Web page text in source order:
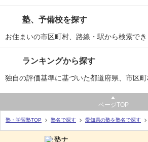
塾、予備校を探す
お住まいの市区町村、路線・駅から検索でき
ランキングから探す
独自の評価基準に基づいた都道府県、市区町
ページTOP
塾・学習塾TOP 塾名で探す 愛知県の塾を塾名で探す